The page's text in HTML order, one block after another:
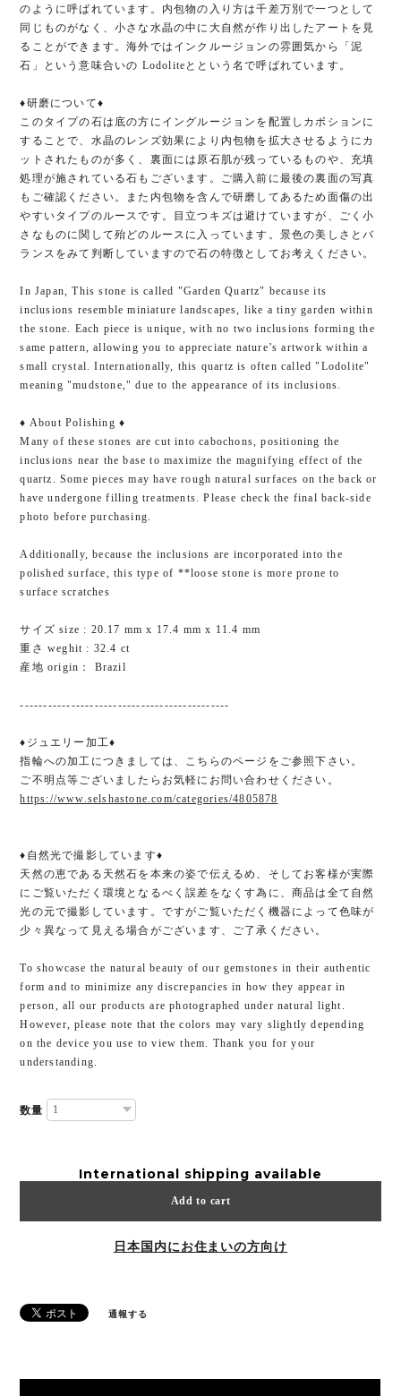
のように呼ばれています。内包物の入り方は千差万別で一つとして
同じものがなく、小さな水晶の中に大自然が作り出したアートを見
ることができます。海外ではインクルージョンの雰囲気から「泥
石」という意味合いの Lodoliteとという名で呼ばれています。
♦︎研磨について♦︎
このタイプの石は底の方にイングルージョンを配置しカボションに
することで、水晶のレンズ効果により内包物を拡大させるようにカ
ットされたものが多く、裏面には原石肌が残っているものや、充填
処理が施されている石もございます。ご購入前に最後の裏面の写真
もご確認ください。また内包物を含んで研磨してあるため面傷の出
やすいタイプのルースです。目立つキズは避けていますが、ごく小
さなものに関して殆どのルースに入っています。景色の美しさとバ
ランスをみて判断していますので石の特徴としてお考えください。
In Japan, This stone is called "Garden Quartz" because its
inclusions resemble miniature landscapes, like a tiny garden within
the stone. Each piece is unique, with no two inclusions forming the
same pattern, allowing you to appreciate nature’s artwork within a
small crystal. Internationally, this quartz is often called "Lodolite"
meaning "mudstone," due to the appearance of its inclusions.
♦︎ About Polishing ♦︎
Many of these stones are cut into cabochons, positioning the
inclusions near the base to maximize the magnifying effect of the
quartz. Some pieces may have rough natural surfaces on the back or
have undergone filling treatments. Please check the final back-side
photo before purchasing.
Additionally, because the inclusions are incorporated into the
polished surface, this type of **loose stone is more prone to
surface scratches
サイズ size : 20.17 mm x 17.4 mm x 11.4 mm
重さ weghit : 32.4 ct
産地 origin： Brazil
---------------------------------------------
♦ジュエリー加工♦
指輪への加工につきましては、こちらのページをご参照下さい。
ご不明点等ございましたらお気軽にお問い合わせください。
https://www.selshastone.com/categories/4805878
♦自然光で撮影しています♦
天然の恵である天然石を本来の姿で伝えるめ、そしてお客様が実際
にご覧いただく環境となるべく誤差をなくす為に、商品は全て自然
光の元で撮影しています。ですがご覧いただく機器によって色味が
少々異なって見える場合がございます、ご了承ください。
To showcase the natural beauty of our gemstones in their authentic
form and to minimize any discrepancies in how they appear in
person, all our products are photographed under natural light.
However, please note that the colors may vary slightly depending
on the device you use to view them. Thank you for your
understanding.
数量
International shipping available
Add to cart
日本国内にお住まいの方向け
通報する